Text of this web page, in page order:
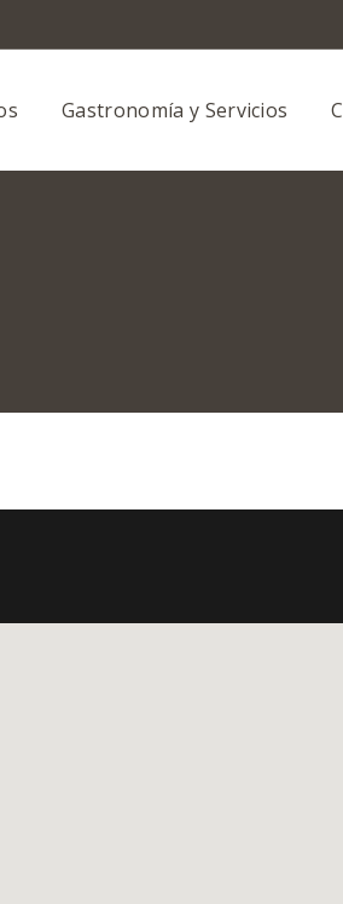
Gastronomía y Servicios